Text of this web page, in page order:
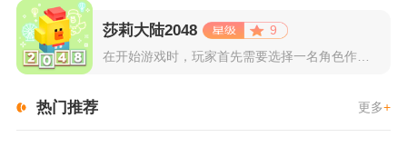
莎莉大陆2048
9
热门推荐 更多+